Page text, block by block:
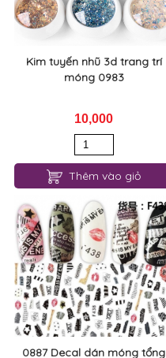
Kim tuyến nhũ 3d trang trí
móng 0983
10,000
Thêm vào giỏ